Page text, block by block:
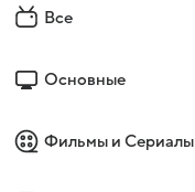
Все
Основные
Фильмы и Сериалы